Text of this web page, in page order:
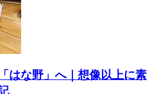
はな野」へ｜想像以上に素